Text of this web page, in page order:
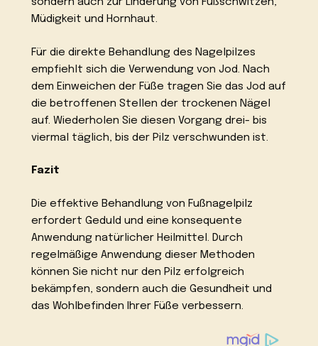
Müdigkeit und Hornhaut.
Für die direkte Behandlung des Nagelpilzes
empfiehlt sich die Verwendung von Jod. Nach
dem Einweichen der Füße tragen Sie das Jod auf
die betroffenen Stellen der trockenen Nägel
auf. Wiederholen Sie diesen Vorgang drei- bis
viermal täglich, bis der Pilz verschwunden ist.
Fazit
Die effektive Behandlung von Fußnagelpilz
erfordert Geduld und eine konsequente
Anwendung natürlicher Heilmittel. Durch
regelmäßige Anwendung dieser Methoden
können Sie nicht nur den Pilz erfolgreich
bekämpfen, sondern auch die Gesundheit und
das Wohlbefinden Ihrer Füße verbessern.